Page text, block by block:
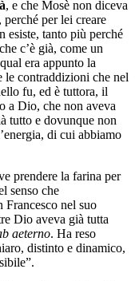
, e che Mosè non diceva
perché per lei creare
esiste, tanto più perché
c’è già, come un
era appunto la
le contraddizioni che nel
fu, ed è tuttora, il
a Dio, che non aveva
tutto e dovunque non
di cui abbiamo
prendere la farina per
senso che
Francesco nel suo
Dio aveva già tutta
aeterno. Ha reso
distinto e dinamico,